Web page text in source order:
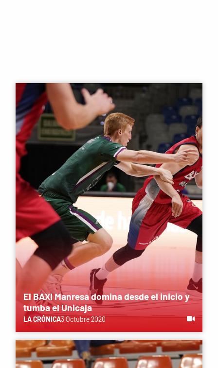
El BAXI Manresa domina desde el inicio y
tumba el Unicaja
LA CRÓNICA3 Octubre 2020